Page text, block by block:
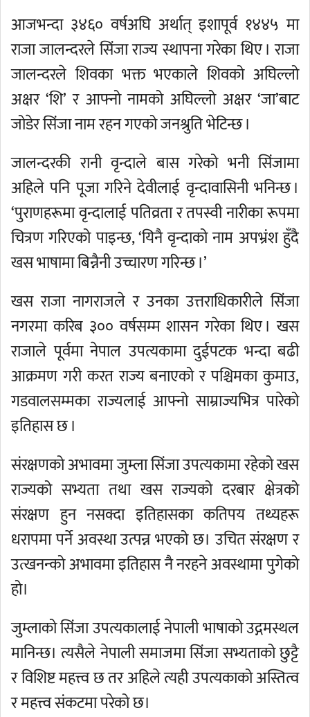
आजभन्दा ३४६० वर्षअघि अर्थात् इशापूर्व १४४५ मा
राजा जालन्दरले सिंजा राज्य स्थापना गरेका थिए । राजा
जालन्दरले शिवका भक्त भएकाले शिवको अघिल्लो
अक्षर ‘शि’ र आफ्नो नामको अघिल्लो अक्षर ‘जा’बाट
जोडेर सिंजा नाम रहन गएको जनश्रुति भेटिन्छ ।
जालन्दरकी रानी वृन्दाले बास गरेको भनी सिंजामा
अहिले पनि पूजा गरिने देवीलाई वृन्दावासिनी भनिन्छ ।
‘पुराणहरूमा वृन्दालाई पतिव्रता र तपस्वी नारीका रूपमा
चित्रण गरिएको पाइन्छ, ‘यिनै वृन्दाको नाम अपभ्रंश हुँदै
खस भाषामा बिन्नैनी उच्चारण गरिन्छ ।’
खस राजा नागराजले र उनका उत्तराधिकारीले सिंजा
नगरमा करिब ३०० वर्षसम्म शासन गरेका थिए । खस
राजाले पूर्वमा नेपाल उपत्यकामा दुईपटक भन्दा बढी
आक्रमण गरी करत राज्य बनाएको र पश्चिमका कुमाउ,
गडवालसम्मका राज्यलाई आफ्नो साम्राज्यभित्र पारेको
इतिहास छ ।
संरक्षणको अभावमा जुम्ला सिंजा उपत्यकामा रहेको खस
राज्यको सभ्यता तथा खस राज्यको दरबार क्षेत्रको
संरक्षण हुन नसक्दा इतिहासका कतिपय तथ्यहरू
धरापमा पर्ने अवस्था उत्पन्न भएको छ। उचित संरक्षण र
उत्खनन्को अभावमा इतिहास नै नरहने अवस्थामा पुगेको
हो।
जुम्लाको सिंजा उपत्यकालाई नेपाली भाषाको उद्गमस्थल
मानिन्छ। त्यसैले नेपाली समाजमा सिंजा सभ्यताको छुट्टै
र विशिष्ट महत्त्व छ तर अहिले त्यही उपत्यकाको अस्तित्व
र महत्त्व संकटमा परेको छ।